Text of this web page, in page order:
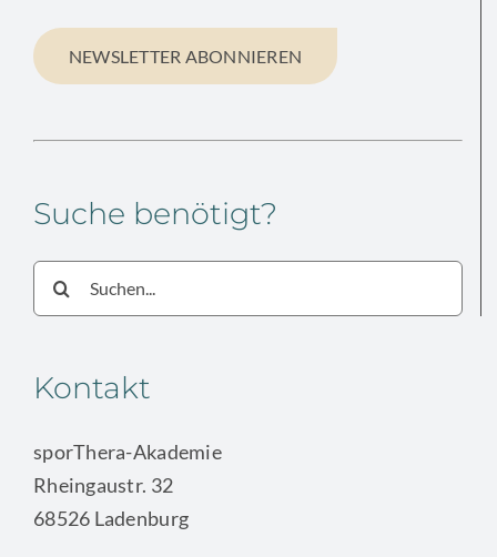
NEWSLETTER ABONNIEREN
Suche benötigt?
Suche
nach:
Kontakt
sporThera-Akademie
Rheingaustr. 32
68526 Ladenburg